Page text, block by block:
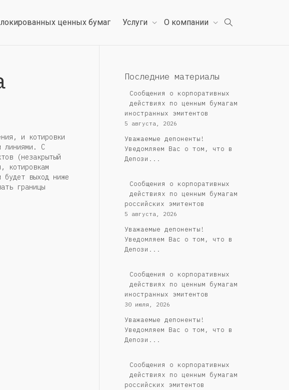
ценных бумаг Услуги О компании
и котировки
линиями. С
(незакрытый
котировкам
будет выход ниже
границы
Последние материалы
Сообщения о корпоративных
действиях по ценным бумагам
иностранных эмитентов
5 августа, 2026
Уважаемые депоненты!
Уведомляем Вас о том, что в
Депози...
Cообщения о корпоративных
действиях по ценным бумагам
российских эмитентов
5 августа, 2026
Уважаемые депоненты!
Уведомляем Вас о том, что в
Депози...
Сообщения о корпоративных
действиях по ценным бумагам
иностранных эмитентов
30 июля, 2026
Уважаемые депоненты!
Уведомляем Вас о том, что в
Депози...
Cообщения о корпоративных
действиях по ценным бумагам
российских эмитентов